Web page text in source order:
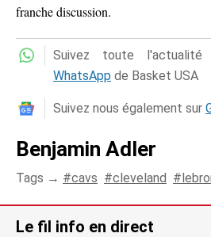
franche discussion.
Suivez toute
WhatsApp de Basket USA
Suivez nous également sur
Benjamin Adler
Tags → cavs cleveland
Le fil info en direct